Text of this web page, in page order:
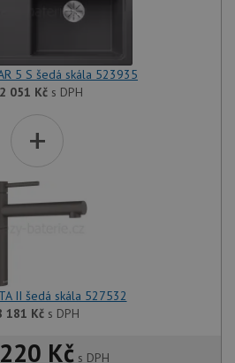
5 S šedá skála 523935
051 Kčs DPH
+
II šedá skála 527532
181 Kčs DPH
Kč s DPH